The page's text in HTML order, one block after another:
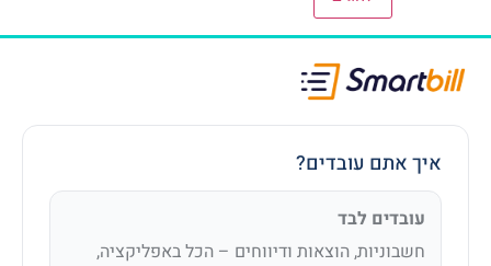
איך אתם עובדים?
עובדים לבד
חשבוניות, הוצאות ודיווחים – הכל באפליקציה,